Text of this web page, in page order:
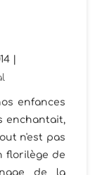
|
enfances
enchantait,
n'est pas
florilège de
de la